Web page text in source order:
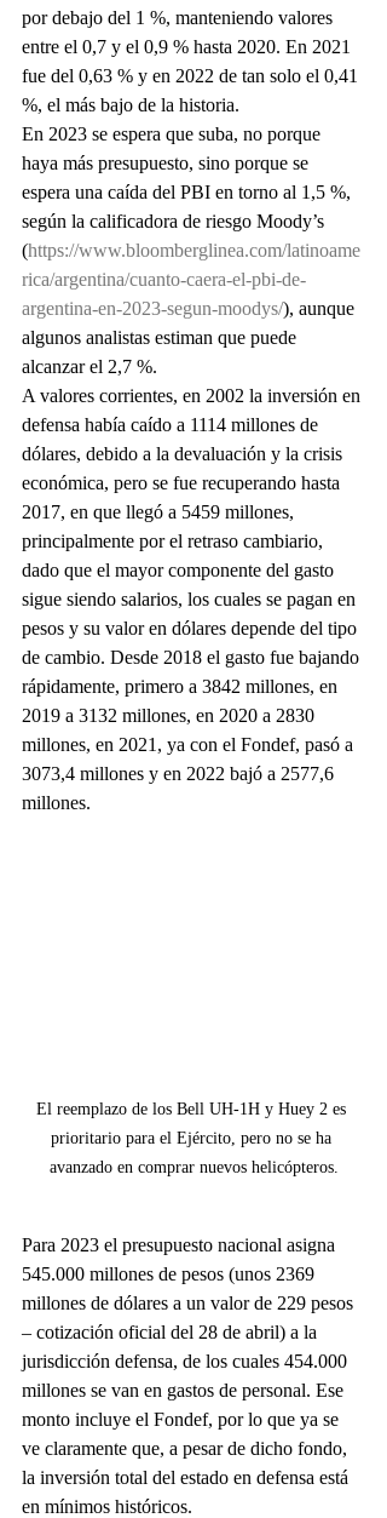
por debajo del 1 %, manteniendo valores
entre el 0,7 y el 0,9 % hasta 2020. En 2021
fue del 0,63 % y en 2022 de tan solo el 0,41
%, el más bajo de la historia.
En 2023 se espera que suba, no porque
haya más presupuesto, sino porque se
espera una caída del PBI en torno al 1,5 %,
según la calificadora de riesgo Moody’s
(https://www.bloomberglinea.com/latinoame
rica/argentina/cuanto-caera-el-pbi-de-
argentina-en-2023-segun-moodys/), aunque
algunos analistas estiman que puede
alcanzar el 2,7 %.
A valores corrientes, en 2002 la inversión en
defensa había caído a 1114 millones de
dólares, debido a la devaluación y la crisis
económica, pero se fue recuperando hasta
2017, en que llegó a 5459 millones,
principalmente por el retraso cambiario,
dado que el mayor componente del gasto
sigue siendo salarios, los cuales se pagan en
pesos y su valor en dólares depende del tipo
de cambio. Desde 2018 el gasto fue bajando
rápidamente, primero a 3842 millones, en
2019 a 3132 millones, en 2020 a 2830
millones, en 2021, ya con el Fondef, pasó a
3073,4 millones y en 2022 bajó a 2577,6
millones.
El reemplazo de los Bell UH-1H y Huey 2 es
prioritario para el Ejército, pero no se ha
avanzado en comprar nuevos helicópteros.
Para 2023 el presupuesto nacional asigna
545.000 millones de pesos (unos 2369
millones de dólares a un valor de 229 pesos
– cotización oficial del 28 de abril) a la
jurisdicción defensa, de los cuales 454.000
millones se van en gastos de personal. Ese
monto incluye el Fondef, por lo que ya se
ve claramente que, a pesar de dicho fondo,
la inversión total del estado en defensa está
en mínimos históricos.